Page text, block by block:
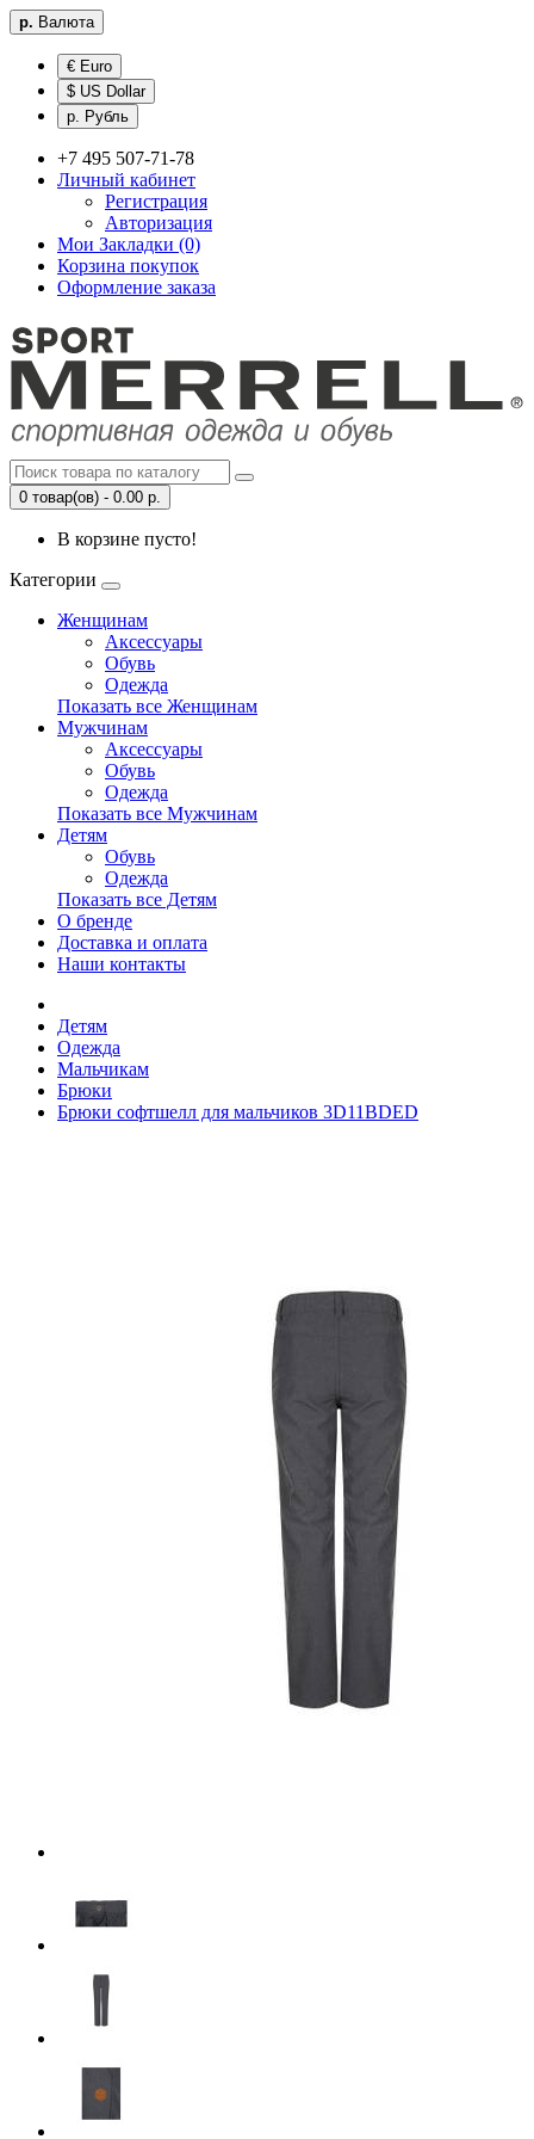
р. Валюта
€ Euro
$ US Dollar
р. Рубль
+7 495 507-71-78
Личный кабинет
Регистрация
Авторизация
Мои Закладки (0)
Корзина покупок
Оформление заказа
0 товар(ов) - 0.00 р.
В корзине пусто!
Категории
Женщинам
Аксессуары
Обувь
Одежда
Показать все Женщинам
Мужчинам
Аксессуары
Обувь
Одежда
Показать все Мужчинам
Детям
Обувь
Одежда
Показать все Детям
О бренде
Доставка и оплата
Наши контакты
Детям
Одежда
Мальчикам
Брюки
Брюки софтшелл для мальчиков 3D11BDED